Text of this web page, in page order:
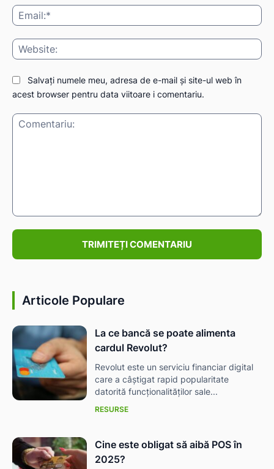
Salvați numele meu, adresa de e-mail și site-ul web în
acest browser pentru data viitoare i comentariu.
Articole Populare
La ce bancă se poate alimenta
cardul Revolut?
Revolut este un serviciu financiar digital
care a câștigat rapid popularitate
datorită funcționalităților sale...
RESURSE
Cine este obligat să aibă POS în
2025?